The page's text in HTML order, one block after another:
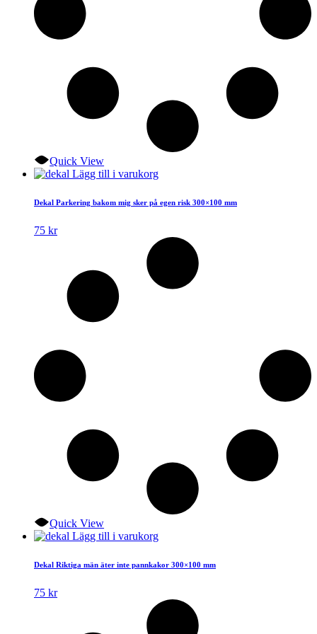
Quick View
Lägg till i varukorg
Dekal Parkering bakom mig sker på egen risk 300×100 mm
75 kr
Quick View
Lägg till i varukorg
Dekal Riktiga män äter inte pannkakor 300×100 mm
75 kr